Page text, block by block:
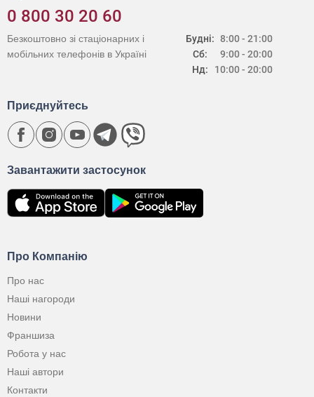
0 800 30 20 60
Будні:
Сб:
Нд:
8:00 - 21:00
9:00 - 20:00
10:00 - 20:00
Безкоштовно зі стаціонарних і
мобільних телефонів в Україні
Про Компанію
Про нас
Наші нагороди
Новини
Франшиза
Робота у нас
Наші автори
Контакти
Завантажити застосунок
Приєднуйтесь